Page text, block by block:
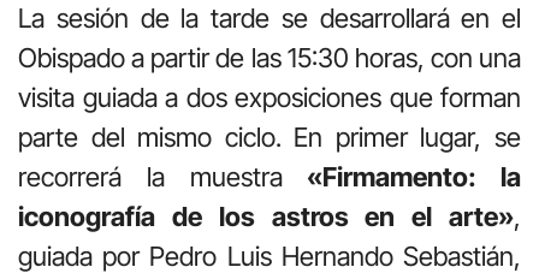
La sesión de la tarde se desarrollará en el
Obispado a partir de las 15:30 horas, con una
visita guiada a dos exposiciones que forman
parte del mismo ciclo. En primer lugar, se
recorrerá la muestra «Firmamento: la
iconografía de los astros en el arte»,
guiada por Pedro Luis Hernando Sebastián,